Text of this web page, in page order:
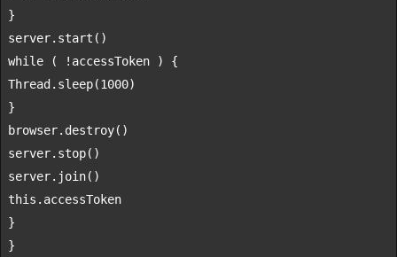
}
while ( !accessToken ) {
Thread.sleep(1000)
}
browser.destroy()
server.stop()
server. join
this .accessToken
}